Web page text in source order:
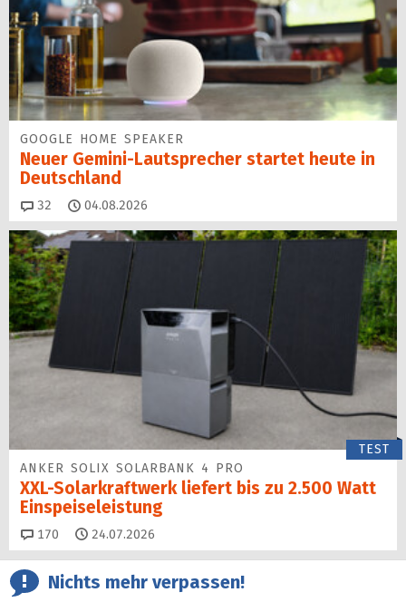
GOOGLE HOME SPEAKER
Neuer Gemini-Laut­spre­cher startet heu­te in
Deutschland
32 Kommentare
04.08.2026
TEST
ANKER SOLIX SOLARBANK 4 PRO
XXL-Solarkraftwerk liefert bis zu 2.500 Watt
Einspeise­leistung
170 Kommentare
24.07.2026
Nichts mehr verpassen!